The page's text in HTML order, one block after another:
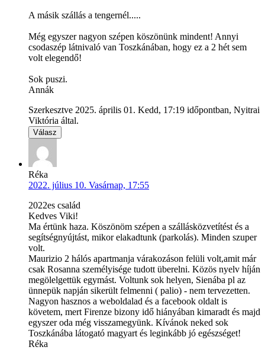
A másik szállás a tengernél.....
Még egyszer nagyon szépen köszönünk mindent! Annyi
csodaszép látnivaló van Toszkánában, hogy ez a 2 hét sem
volt elegendő!
Sok puszi.
Annák
Szerkesztve 2025. április 01. Kedd, 17:19 időpontban, Nyitrai
Viktória által.
Válasz
Réka
2022. július 10. Vasárnap, 17:55
2022es család
Kedves Viki!
Ma értünk haza. Köszönöm szépen a szállásközvetítést és a
segítségnyújtást, mikor elakadtunk (parkolás). Minden szuper
volt.
Maurizio 2 hálós apartmanja várakozáson felüli volt,amit már
csak Rosanna személyisége tudott überelni. Közös nyelv híján
megölelgettük egymást. Voltunk sok helyen, Sienába pl az
ünnepük napján sikerült felmenni ( palio) - nem tervezetten.
Nagyon hasznos a weboldalad és a facebook oldalt is
követem, mert Firenze bizony idő hiányában kimaradt és majd
egyszer oda még visszamegyünk. Kívánok neked sok
Toszkánába látogató magyart és leginkább jó egészséget!
Réka